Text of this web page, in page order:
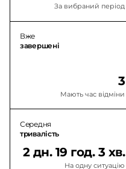
За вибраний період
Вже
завершені
3
Мають час відміни
Середня
тривалість
2 дн. 19 год. 3 хв.
На одну ситуацію